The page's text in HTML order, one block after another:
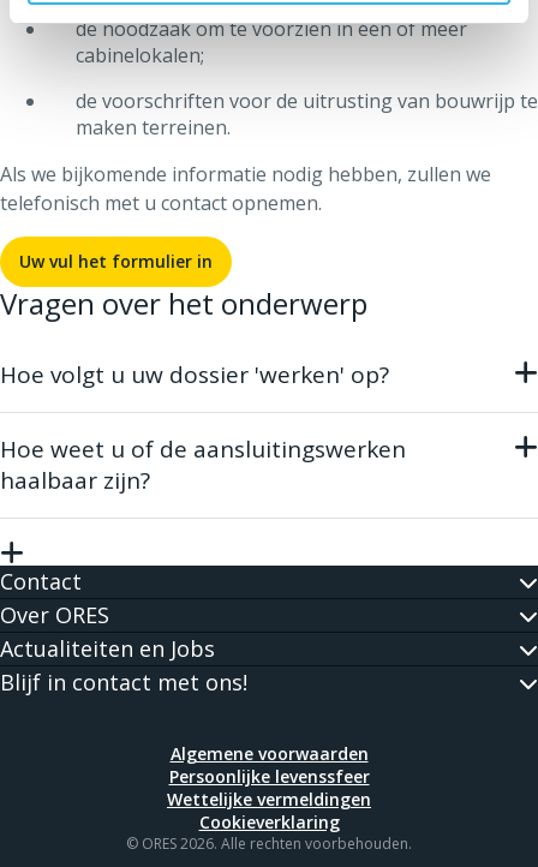
de noodzaak om te voorzien in één of meer
cabinelokalen;
de voorschriften voor de uitrusting van bouwrijp te
maken terreinen.
Als we bijkomende informatie nodig hebben, zullen we
telefonisch met u contact opnemen.
Uw vul het formulier in
Vragen over het onderwerp
Hoe volgt u uw dossier 'werken' op?
.
Hoe weet u of de aansluitingswerken
haalbaar zijn?
informeren over de technische voorschriften en informatie
op maat ontvangen over uw project. Het volstaat om het
formulier dat bij uw situatie pasthierte downloaden.
Contact
Over ORES
Actualiteiten en Jobs
Blijf in contact met ons!
Algemene voorwaarden
Persoonlijke levenssfeer
Wettelijke vermeldingen
Cookieverklaring
© ORES 2026. Alle rechten voorbehouden.